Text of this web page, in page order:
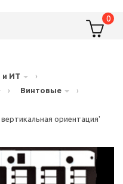
0
и ИТ
›
› Винтовые
›
ориентация'